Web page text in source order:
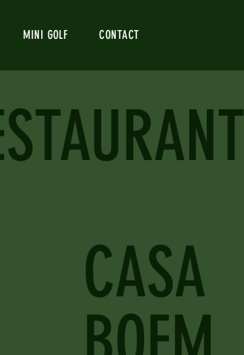
MINI GOLF CONTACT
CASA